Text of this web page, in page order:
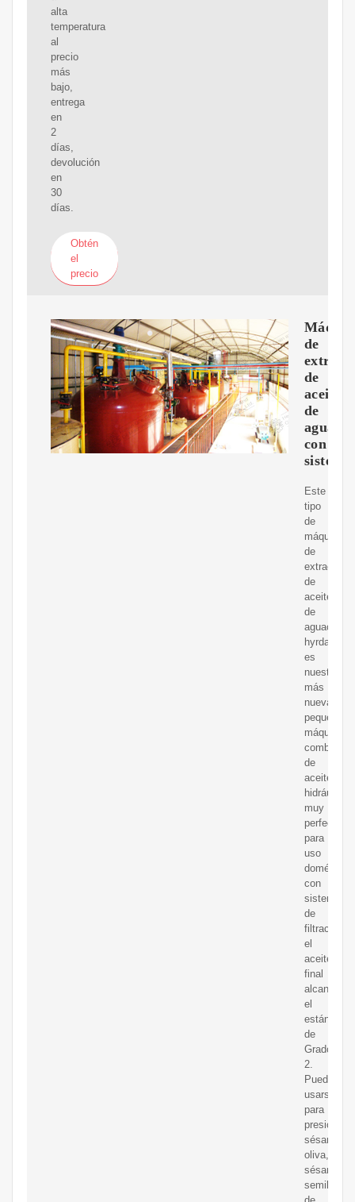
alta
temperatura
al
precio
más
bajo,
entrega
en
2
días,
devolución
en
30
días.
Obtén
el
precio
de
de
aceite
de
con
sistema
Este
tipo
de
máquina
de
extracción
de
aceite
de
aguacate
hyrdaulci
es
nuestra
más
nueva
pequeña
máquina
combinada
de
aceite
hidráulico,
muy
perfecta
para
uso
doméstico
con
sistema
de
filtración,
el
aceite
final
alcanza
el
estándar
de
Grado
2.
Puede
usarse
para
presionar
sésamo,
oliva,
sésamo,
semilla